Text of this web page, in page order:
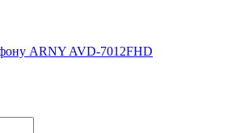
ARNY AVD-7012FHD